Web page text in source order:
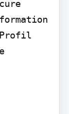
Profil